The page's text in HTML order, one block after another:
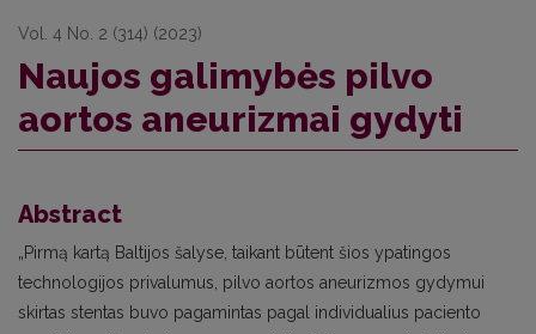
Vol. 4 No. 2 (314) (2023)
Naujos galimybės pilvo
aortos aneurizmai gydyti
Abstract
„Pirmą kartą Baltijos šalyse, taikant būtent šios ypatingos
technologijos privalumus, pilvo aortos aneurizmos gydymui
skirtas stentas buvo pagamintas pagal individualius paciento